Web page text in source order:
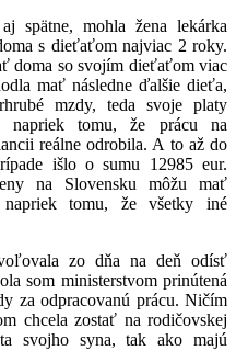
spätne, mohla žena lekárka
s dieťaťom najviac 2 roky.
doma so svojím dieťaťom viac
mať následne ďalšie dieťa,
mzdy, teda svoje platy
tomu, že prácu na
reálne odrobila. A to až do
išlo o sumu 12985 eur.
na Slovensku môžu mať
tomu, že všetky iné
zo dňa na deň odísť
som ministerstvom prinútená
za odpracovanú prácu. Ničím
chcela zostať na rodičovskej
svojho syna, tak ako majú